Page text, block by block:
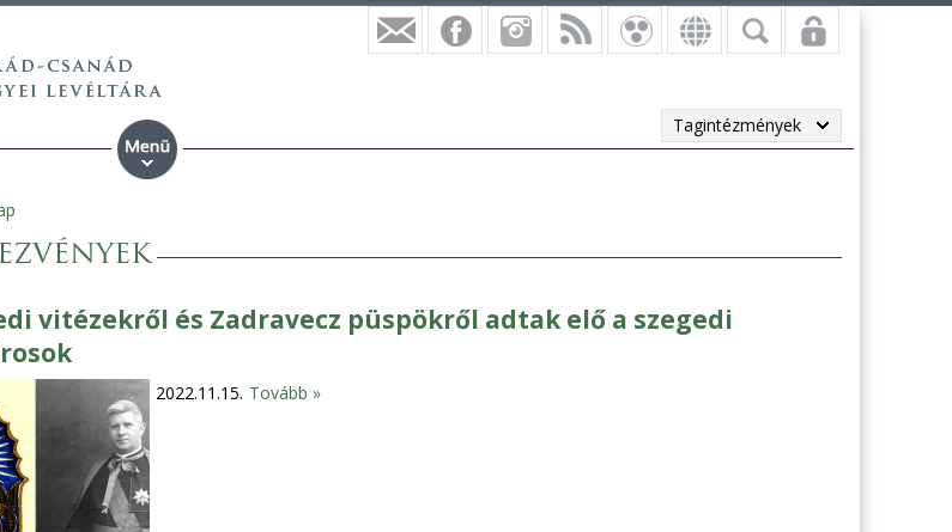
Tagintézmények
vitézekről és Zadravecz püspökről adtak elő a szegedi
2022.11.15. Tovább »